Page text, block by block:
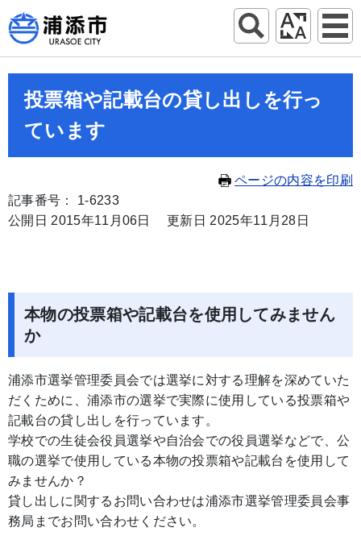
投票箱や記載台の貸し出しを行っ
ています
ページの内容を印刷
記事番号： 1-6233
公開日 2015年11月06日
更新日 2025年11月28日
本物の投票箱や記載台を使用してみません
か
浦添市選挙管理委員会では選挙に対する理解を深めていた
だくために、浦添市の選挙で実際に使用している投票箱や
記載台の貸し出しを行っています。
学校での生徒会役員選挙や自治会での役員選挙などで、公
職の選挙で使用している本物の投票箱や記載台を使用して
みませんか？
貸し出しに関するお問い合わせは浦添市選挙管理委員会事
務局までお問い合わせください。